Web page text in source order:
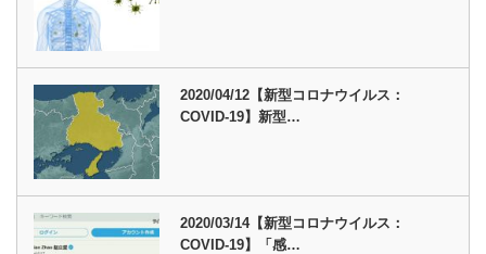
2020/04/12【新型コロナウイルス：
COVID-19】新型…
2020/03/14【新型コロナウイルス：
COVID-19】「感…